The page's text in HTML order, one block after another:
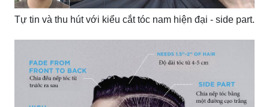
Tự tin và thu hút với kiểu cắt tóc nam hiện đại - side part.